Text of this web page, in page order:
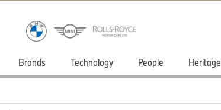
Brands Technology People Heritage